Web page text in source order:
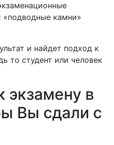
камни»
и найдет подход к
то студент или человек
экзамену в
Вы сдали с